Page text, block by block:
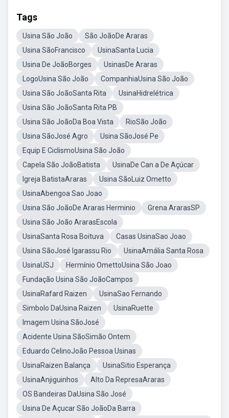
Tags
Usina São João
São JoãoDe Araras
Usina SãoFrancisco
UsinaSanta Lucia
Usina De JoãoBorges
UsinasDe Araras
LogoUsina São João
CompanhiaUsina São João
Usina São JoãoSanta Rita
UsinaHidrelétrica
Usina São JoãoSanta Rita PB
Usina São JoãoDa Boa Vista
RioSão João
Usina SãoJosé Agro
Usina SãoJosé Pe
Equip E CiclismoUsina São João
Capela São JoãoBatista
UsinaDe Can a De Açúcar
Igreja BatistaAraras
Usina SãoLuiz Ometto
UsinaAbengoa Sao Joao
Usina São JoãoDe Araras Herminio
Grena ArarasSP
Usina São João ArarasEscola
UsinaSanta Rosa Boituva
Casas UsinaSao Joao
Usina SãoJosé Igarassu Rio
UsinaAmália Santa Rosa
UsinaUSJ
Hermínio OmettoUsina São Joao
Fundação Usina São JoãoCampos
UsinaRafard Raizen
UsinaSao Fernando
Simbolo DaUsina Raizen
UsinaRuette
Imagem Usina SãoJosé
Acidente Usina SãoSimão Ontem
Eduardo CelinoJoão Pessoa Usinas
UsinaRaizen Balança
UsinaSitio Esperança
UsinaAnjiguinhos
Alto Da RepresaAraras
OS Bandeiras DaUsina São José
Usina De Açucar São JoãoDa Barra